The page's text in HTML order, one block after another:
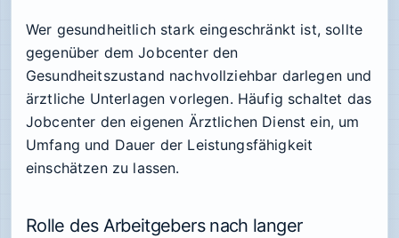
Wer gesundheitlich stark eingeschränkt ist, sollte
gegenüber dem Jobcenter den
Gesundheitszustand nachvollziehbar darlegen und
ärztliche Unterlagen vorlegen. Häufig schaltet das
Jobcenter den eigenen Ärztlichen Dienst ein, um
Umfang und Dauer der Leistungsfähigkeit
einschätzen zu lassen.
Rolle des Arbeitgebers nach langer